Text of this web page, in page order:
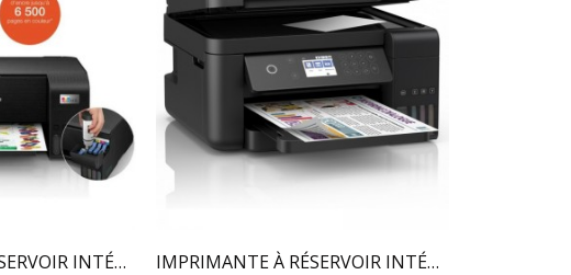
IMPRIMANTE À RÉSERVOIR INTÉGRÉ EPSON ECOTANK...
IMPRIMANTE À RÉSERVOIR INTÉGRÉ 3EN1 COULEUR...